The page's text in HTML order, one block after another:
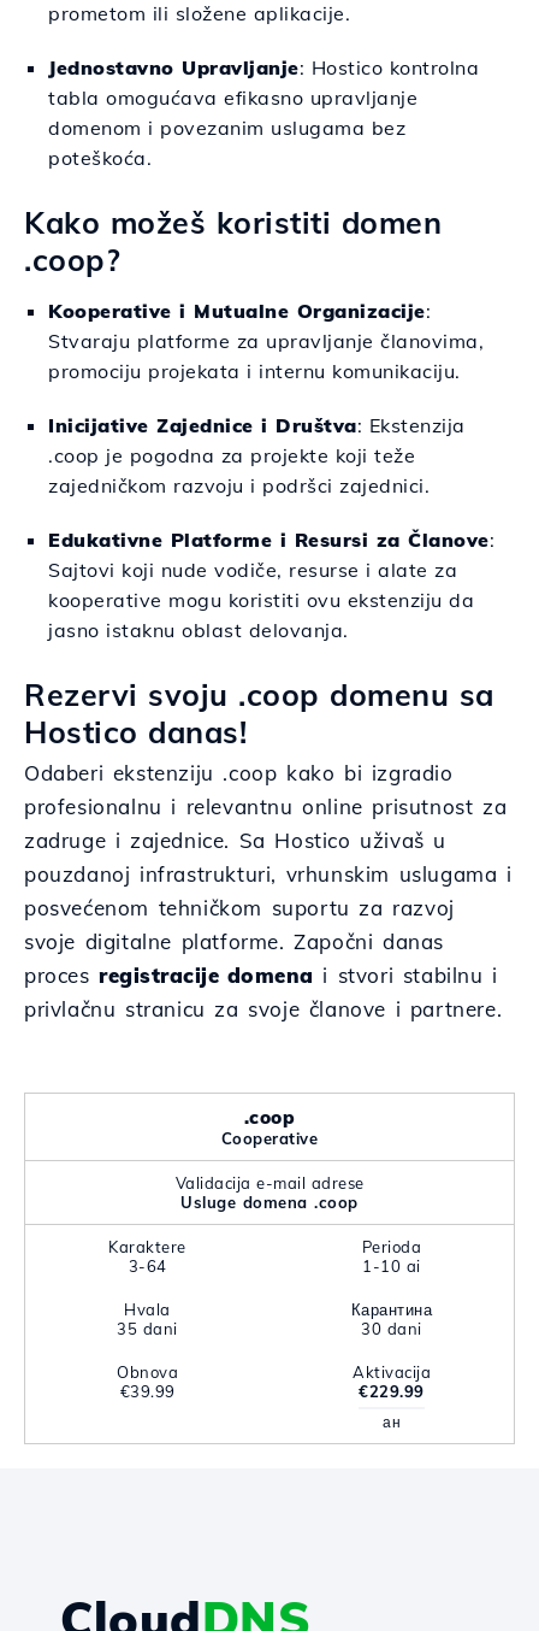
prometom ili složene aplikacije.
Jednostavno Upravljanje: Hostico kontrolna
tabla omogućava efikasno upravljanje
domenom i povezanim uslugama bez
poteškoća.
Kako možeš koristiti domen
.coop?
Kooperative i Mutualne Organizacije:
Stvaraju platforme za upravljanje članovima,
promociju projekata i internu komunikaciju.
Inicijative Zajednice i Društva: Ekstenzija
.coop je pogodna za projekte koji teže
zajedničkom razvoju i podršci zajednici.
Edukativne Platforme i Resursi za Članove:
Sajtovi koji nude vodiče, resurse i alate za
kooperative mogu koristiti ovu ekstenziju da
jasno istaknu oblast delovanja.
Rezervi svoju .coop domenu sa
Hostico danas!
Odaberi ekstenziju .coop kako bi izgradio
profesionalnu i relevantnu online prisutnost za
zadruge i zajednice. Sa Hostico uživaš u
pouzdanoj infrastrukturi, vrhunskim uslugama i
posvećenom tehničkom suportu za razvoj
svoje digitalne platforme. Započni danas
procesregistracije domena i stvori stabilnu i
privlačnu stranicu za svoje članove i partnere.
.coop
Cooperative
Validacija e-mail adrese
Usluge domena .coop
Karaktere
3-64
Perioda
1-10 ai
Hvala
35 dani
Карантина
30 dani
Obnova
€39.99
Aktivacija
€229.99
ан
CloudDNS